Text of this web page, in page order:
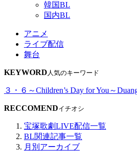
韓国BL
国内BL
アニメ
ライブ配信
舞台
KEYWORD 人気のキーワード
３・６～Children’s Day for You～
RECCOMENDイチオシ
宝塚歌劇LIVE配信一覧
BL関連記事一覧
月別アーカイブ